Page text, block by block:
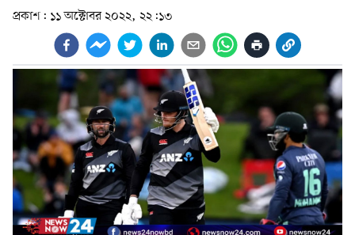
প্রকাশ: ১১ অক্টোবর ২০২২, ২২:১৩